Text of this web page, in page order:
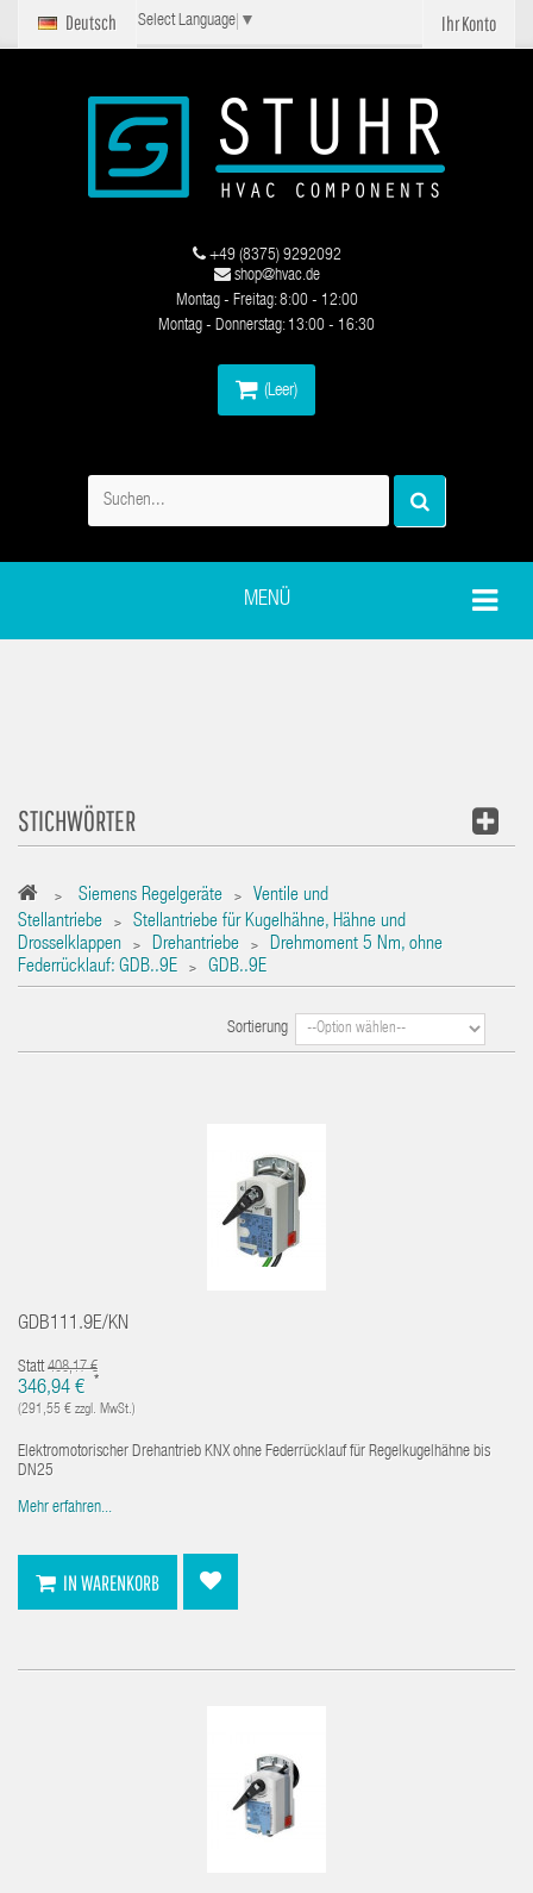
Ihr Konto
Deutsch Select Language ▼
(Leer)
+49 (8375) 9292092
shop@hvac.de
Montag - Freitag: 8:00 - 12:00
Montag - Donnerstag: 13:00 - 16:30
MENÜ
STICHWÖRTER
> Siemens Regelgeräte >
Ventile und
Stellantriebe
>
Stellantriebe für Kugelhähne, Hähne und
Drosselklappen
> Drehantriebe >
Drehmoment 5 Nm, ohne
Federrücklauf: GDB..9E
> GDB..9E
Sortierung
GDB111.9E/KN
Statt408,17 €
346,94 € *
(291,55 € zzgl. MwSt.)
Elektromotorischer Drehantrieb KNX ohne Federrücklauf für Regelkugelhähne bis
DN25
Mehr erfahren...
IN WARENKORB